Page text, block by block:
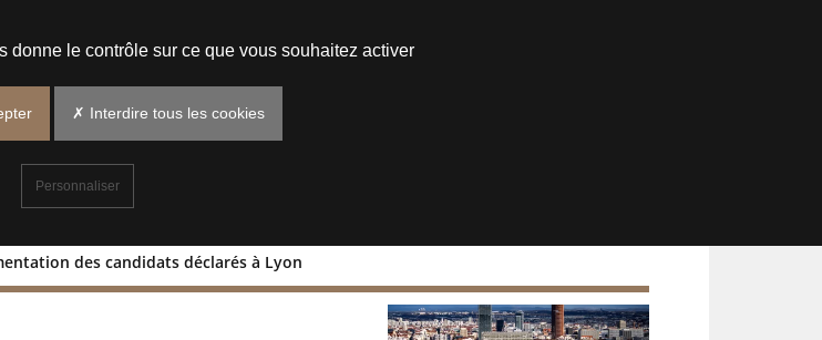
des candidats déclarés à Lyon
et alimentation
donne le contrôle sur ce que vous souhaitez activer
✗ Interdire tous les cookies
Personnaliser